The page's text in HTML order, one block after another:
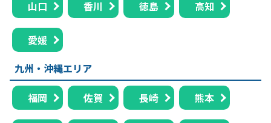
山口 香川 徳島 高知
愛媛
九州・沖縄エリア
福岡 佐賀 長崎 熊本